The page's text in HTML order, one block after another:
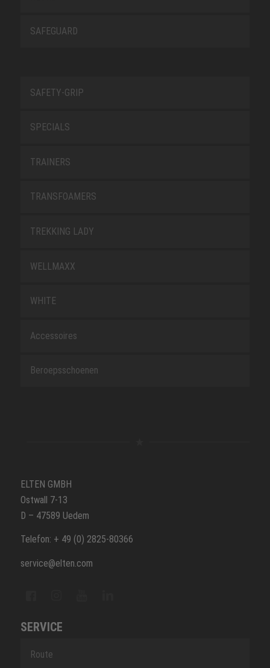
SAFEGUARD
SAFETY-GRIP
SPECIALS
TRAINERS
TRANSFOAMERS
TREKKING LADY
WELLMAXX
WHITE
Accessoires
Beroepsschoenen
ELTEN GMBH
Ostwall 7-13
D – 47589 Uedem
Telefon: + 49 (0) 2825-80366
service@elten.com
SERVICE
Route